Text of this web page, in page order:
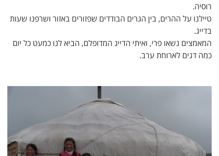
רוסיה.
טיילנו על ההרים, בין הגרים הבודדים שפזורים באזור ושרפנו שעות
בדייג.
המאמצים נשאו פרי, ואיתי הדייג המדופלם, הביא לנו כמעט כל יום
כמה דגים לארוחת ערב.